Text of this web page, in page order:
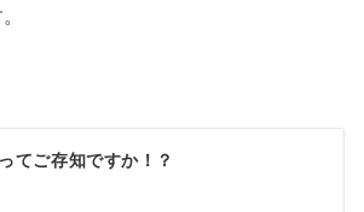
てご存知ですか！？